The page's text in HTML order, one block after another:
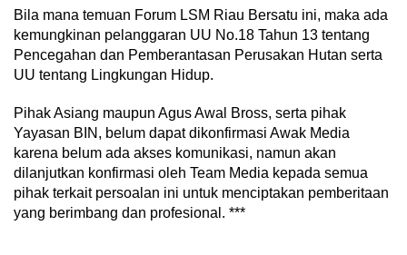
Bila mana temuan Forum LSM Riau Bersatu ini, maka ada
kemungkinan pelanggaran UU No.18 Tahun 13 tentang
Pencegahan dan Pemberantasan Perusakan Hutan serta
UU tentang Lingkungan Hidup.
Pihak Asiang maupun Agus Awal Bross, serta pihak
Yayasan BIN, belum dapat dikonfirmasi Awak Media
karena belum ada akses komunikasi, namun akan
dilanjutkan konfirmasi oleh Team Media kepada semua
pihak terkait persoalan ini untuk menciptakan pemberitaan
yang berimbang dan profesional. ***